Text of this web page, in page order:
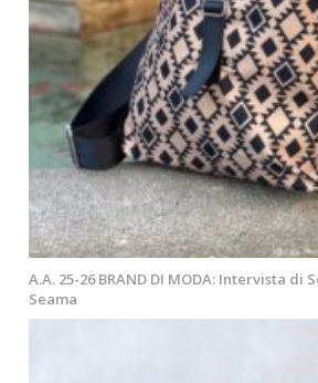
A.A. 25-26 BRAND DI MODA: Intervista di
Seama